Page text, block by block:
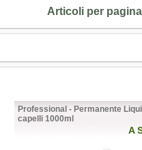
Articoli per
Professional - Permanente
capelli 1000ml
A